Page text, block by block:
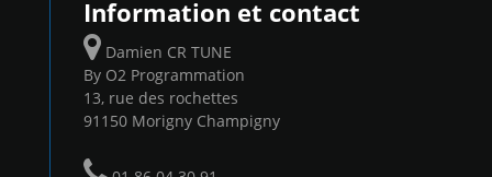
Information et contact
Damien CR TUNE
By O2 Programmation
13, rue des rochettes
91150 Morigny Champigny